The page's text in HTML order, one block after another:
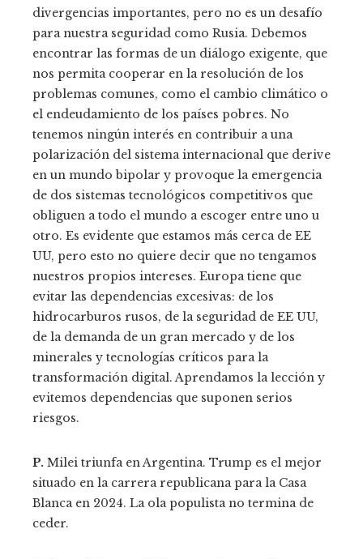
divergencias importantes, pero no es un desafío
para nuestra seguridad como Rusia. Debemos
encontrar las formas de un diálogo exigente, que
nos permita cooperar en la resolución de los
problemas comunes, como el cambio climático o
el endeudamiento de los países pobres. No
tenemos ningún interés en contribuir a una
polarización del sistema internacional que derive
en un mundo bipolar y provoque la emergencia
de dos sistemas tecnológicos competitivos que
obliguen a todo el mundo a escoger entre uno u
otro. Es evidente que estamos más cerca de EE
UU, pero esto no quiere decir que no tengamos
nuestros propios intereses. Europa tiene que
evitar las dependencias excesivas: de los
hidrocarburos rusos, de la seguridad de EE UU,
de la demanda de un gran mercado y de los
minerales y tecnologías críticos para la
transformación digital. Aprendamos la lección y
evitemos dependencias que suponen serios
riesgos.
P. Milei triunfa en Argentina. Trump es el mejor
situado en la carrera republicana para la Casa
Blanca en 2024. La ola populista no termina de
ceder.